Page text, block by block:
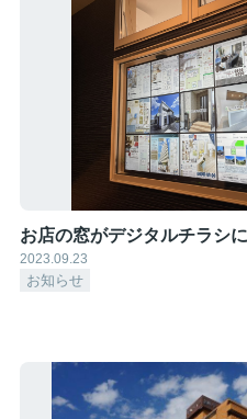
お店の窓がデジタルチラシ
2023.09.23
お知らせ